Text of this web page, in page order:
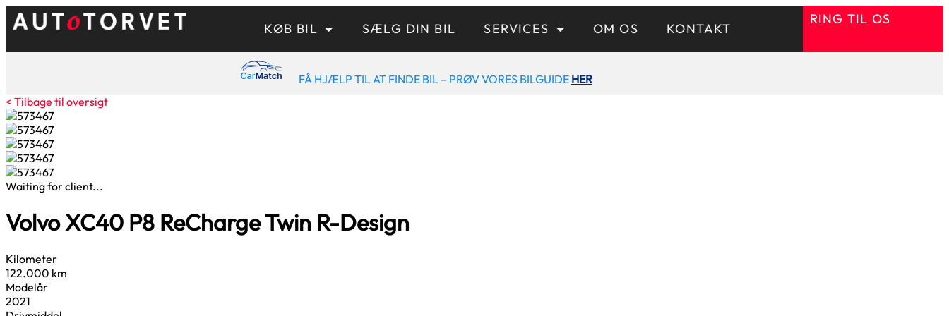
KØB BIL SÆLG DIN BIL SERVICES OM OS KONTAKT
RING TIL OS
FÅ HJÆLP TIL AT FINDE BIL – PRØV VORES BILGUIDE HER
< Tilbage til oversigt
Waiting for client...
Volvo XC40 P8 ReCharge Twin R-Design
Kilometer
122.000 km
Modelår
2021